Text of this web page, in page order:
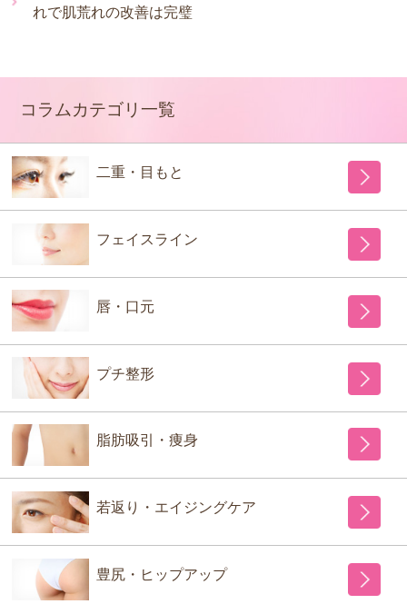
れで肌荒れの改善は完璧
コラムカテゴリ一覧
二重・目もと
フェイスライン
唇・口元
プチ整形
脂肪吸引・痩身
若返り・エイジングケア
豊尻・ヒップアップ